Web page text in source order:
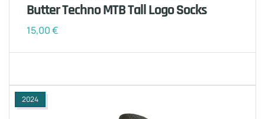
Butter Techno MTB Tall Logo Socks
15,00€
2024